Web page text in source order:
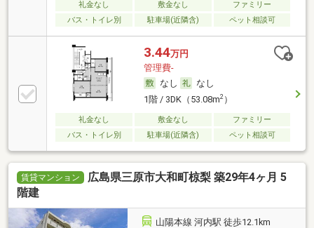
礼金なし 敷金なし
ファミリー
バス・トイレ別
駐車場(近隣含) ペット相談可
3.44万円
管理費-
なし
なし
1階 / 3DK（53.08m2）
礼金なし 敷金なし
ファミリー
バス・トイレ別
駐車場(近隣含) ペット相談可
賃貸マンション
広島県三原市大和町椋梨 築29年4ヶ月 5
階建
山陽本線 河内駅 徒歩12.1km